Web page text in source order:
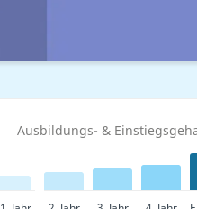
Ausbildungs- &